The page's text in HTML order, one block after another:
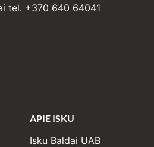
tel. +370 640 64041
APIE ISKU
Isku Baldai UAB